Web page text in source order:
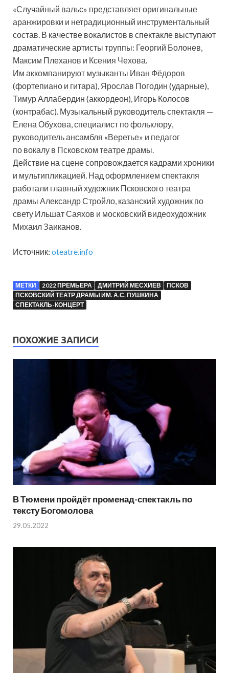
«Случайный вальс» представляет оригинальные
аранжировки и нетрадиционный инструментальный
состав. В качестве вокалистов в спектакле выступают
драматические артисты труппы: Георгий Болонев,
Максим Плеханов и Ксения Чехова.
Им аккомпанируют музыканты Иван Фёдоров
(фортепиано и гитара), Ярослав Погодин (ударные),
Тимур Аллабердин (аккордеон), Игорь Колосов
(контрабас). Музыкальный руководитель спектакля —
Елена Обухова, специалист по фольклору,
руководитель ансамбля «Веретье» и педагог
по вокалу в Псковском театре драмы.
Действие на сцене сопровождается кадрами хроники
и мультипликацией. Над оформлением спектакля
работали главный художник Псковского театра
драмы Александр Стройло, казанский художник по
свету Ильшат Саяхов и московский видеохудожник
Михаил Заиканов.
Источник: oteatre.info
МЕТКИ 2022 ПРЕМЬЕРА ДМИТРИЙ МЕСХИЕВ
ПСКОВ
ПСКОВСКИЙ ТЕАТР ДРАМЫ ИМ. А.С. ПУШКИНА
СПЕКТАКЛЬ-КОНЦЕРТ
ПОХОЖИЕ ЗАПИСИ
В Тюмени пройдёт променад-спектакль по
тексту Богомолова
29.05.2022